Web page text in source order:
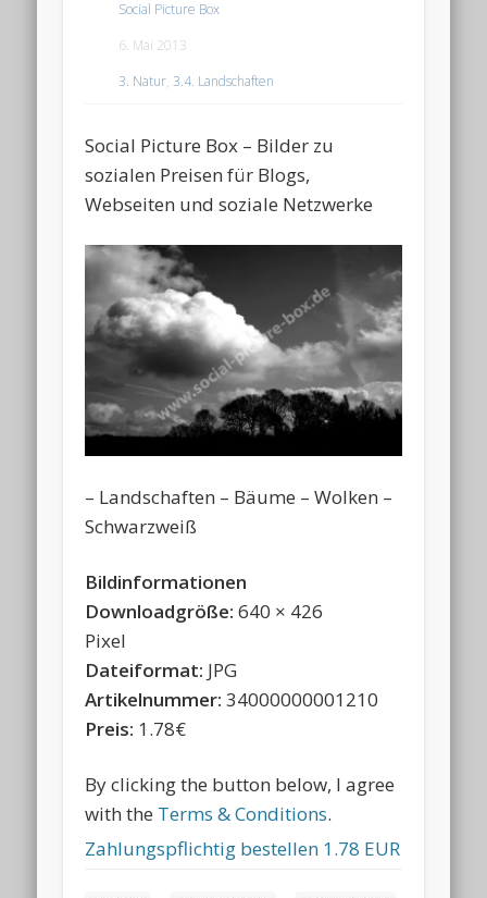
Social Picture Box
6. Mai 2013
3. Natur,3.4. Landschaften
Social Picture Box – Bilder zu
sozialen Preisen für Blogs,
Webseiten und soziale Netzwerke
– Landschaften – Bäume – Wolken –
Schwarzweiß
Bildinformationen
Downloadgröße: 640 × 426
Pixel
Dateiformat: JPG
Artikelnummer: 34000000001210
Preis: 1.78€
By clicking the button below, I agree
with the Terms & Conditions.
Zahlungspflichtig bestellen 1.78 EUR